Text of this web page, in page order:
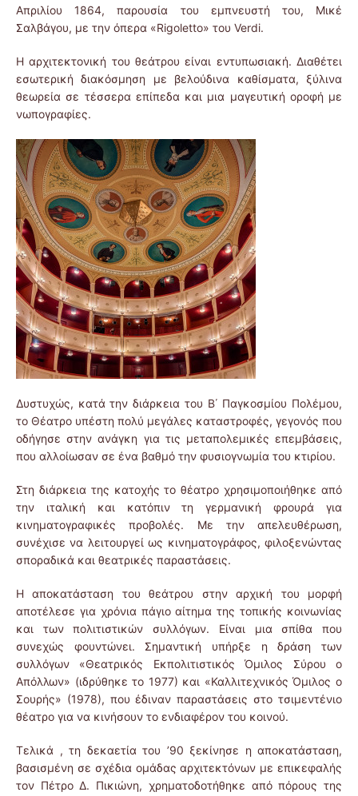
Απριλίου 1864, παρουσία του εμπνευστή του, Μικέ
Σαλβάγου, με την όπερα «Rigoletto» του Verdi.
Η αρχιτεκτονική του θεάτρου είναι εντυπωσιακή. Διαθέτει
εσωτερική διακόσμηση με βελούδινα καθίσματα, ξύλινα
θεωρεία σε τέσσερα επίπεδα και μια μαγευτική οροφή με
νωπογραφίες.
Δυστυχώς, κατά την διάρκεια του Β΄ Παγκοσμίου Πολέμου,
το Θέατρο υπέστη πολύ μεγάλες καταστροφές, γεγονός που
οδήγησε στην ανάγκη για τις μεταπολεμικές επεμβάσεις,
που αλλοίωσαν σε ένα βαθμό την φυσιογνωμία του κτιρίου.
Στη διάρκεια της κατοχής το θέατρο χρησιμοποιήθηκε από
την ιταλική και κατόπιν τη γερμανική φρουρά για
κινηματογραφικές προβολές. Με την απελευθέρωση,
συνέχισε να λειτουργεί ως κινηματογράφος, φιλοξενώντας
σποραδικά και θεατρικές παραστάσεις.
Η αποκατάσταση του θεάτρου στην αρχική του μορφή
αποτέλεσε για χρόνια πάγιο αίτημα της τοπικής κοινωνίας
και των πολιτιστικών συλλόγων. Είναι μια σπίθα που
συνεχώς φουντώνει. Σημαντική υπήρξε η δράση των
συλλόγων «Θεατρικός Εκπολιτιστικός Όμιλος Σύρου ο
Απόλλων» (ιδρύθηκε το 1977) και «Καλλιτεχνικός Όμιλος ο
Σουρής» (1978), που έδιναν παραστάσεις στο τσιμεντένιο
θέατρο για να κινήσουν το ενδιαφέρον του κοινού.
Τελικά , τη δεκαετία του ’90 ξεκίνησε η αποκατάσταση,
βασισμένη σε σχέδια ομάδας αρχιτεκτόνων με επικεφαλής
τον Πέτρο Δ. Πικιώνη, χρηματοδοτήθηκε από πόρους της